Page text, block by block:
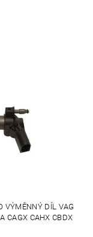
VÝMĚNNÝ DÍL VAG
CAGX CAHX CBDX